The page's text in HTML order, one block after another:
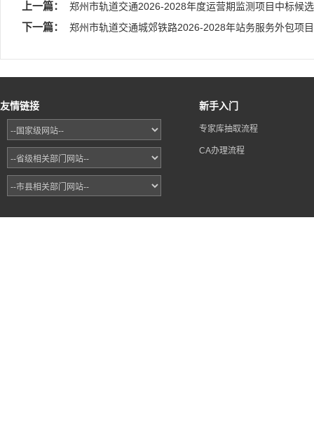
上一篇： 郑州市轨道交通2026-2028年度运营期监测项目中标候
下一篇： 郑州市轨道交通城郊铁路2026-2028年站务服务外包项
友情链接 新手入门
专家库抽取流程
CA办理流程